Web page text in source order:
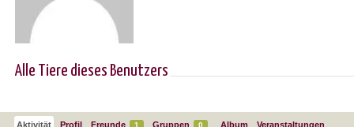
Alle Tiere dieses Benutzers
Aktivität Profil Freunde 1 Gruppen 0 Album Veranstaltungen